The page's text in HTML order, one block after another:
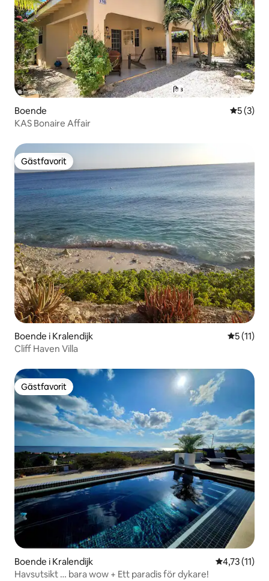
Boende 5 av 5 i
5 (3)
KAS Bonaire Affair
Gästfavorit
Gästfavorit
Boende i Kralendijk 5 av 5 i
5 (11)
Cliff Haven Villa
Gästfavorit
Gästfavorit
Boende i Kralendijk 4,73 av 5 i
4,73 (11)
Havsutsikt … bara wow + Ett paradis för dykare!